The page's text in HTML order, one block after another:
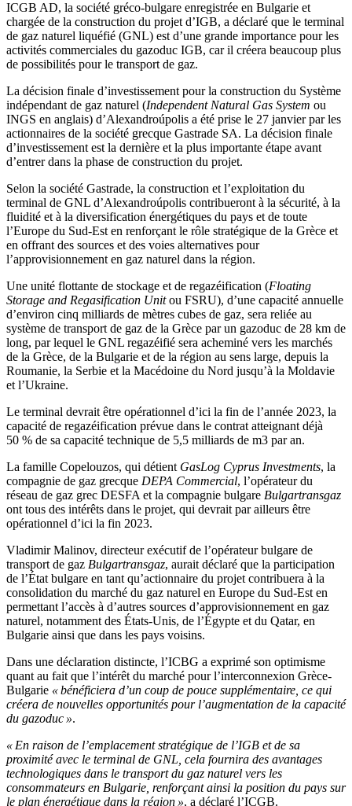
ICGB AD, la société gréco-bulgare enregistrée en Bulgarie et
chargée de la construction du projet d’IGB, a déclaré que le terminal
de gaz naturel liquéfié (GNL) est d’une grande importance pour les
activités commerciales du gazoduc IGB, car il créera beaucoup plus
de possibilités pour le transport de gaz.
La décision finale d’investissement pour la construction du Système
indépendant de gaz naturel (Independent Natural Gas System ou
INGS en anglais) d’Alexandroúpolis a été prise le 27 janvier par les
actionnaires de la société grecque Gastrade SA. La décision finale
d’investissement est la dernière et la plus importante étape avant
d’entrer dans la phase de construction du projet.
Selon la société Gastrade, la construction et l’exploitation du
terminal de GNL d’Alexandroúpolis contribueront à la sécurité, à la
fluidité et à la diversification énergétiques du pays et de toute
l’Europe du Sud-Est en renforçant le rôle stratégique de la Grèce et
en offrant des sources et des voies alternatives pour
l’approvisionnement en gaz naturel dans la région.
Une unité flottante de stockage et de regazéification (Floating
Storage and Regasification Unitou FSRU), d’une capacité annuelle
d’environ cinq milliards de mètres cubes de gaz, sera reliée au
système de transport de gaz de la Grèce par un gazoduc de 28 km de
long, par lequel le GNL regazéifié sera acheminé vers les marchés
de la Grèce, de la Bulgarie et de la région au sens large, depuis la
Roumanie, la Serbie et la Macédoine du Nord jusqu’à la Moldavie
et l’Ukraine.
Le terminal devrait être opérationnel d’ici la fin de l’année 2023, la
capacité de regazéification prévue dans le contrat atteignant déjà
50 % de sa capacité technique de 5,5 milliards de m3 par an.
La famille Copelouzos, qui détient GasLog Cyprus Investments, la
compagnie de gaz grecque DEPA Commercial, l’opérateur du
réseau de gaz grec DESFA et la compagnie bulgare Bulgartransgaz
ont tous des intérêts dans le projet, qui devrait par ailleurs être
opérationnel d’ici la fin 2023.
Vladimir Malinov, directeur exécutif de l’opérateur bulgare de
transport de gaz Bulgartransgaz, aurait déclaré que la participation
de l’État bulgare en tant qu’actionnaire du projet contribuera à la
consolidation du marché du gaz naturel en Europe du Sud-Est en
permettant l’accès à d’autres sources d’approvisionnement en gaz
naturel, notamment des États-Unis, de l’Égypte et du Qatar, en
Bulgarie ainsi que dans les pays voisins.
Dans une déclaration distincte, l’ICBG a exprimé son optimisme
quant au fait que l’intérêt du marché pour l’interconnexion Grèce-
Bulgarie « bénéficiera d’un coup de pouce supplémentaire, ce qui
créera de nouvelles opportunités pour l’augmentation de la capacité
du gazoduc ».
« En raison de l’emplacement stratégique de l’IGB et de sa
proximité avec le terminal de GNL, cela fournira des avantages
technologiques dans le transport du gaz naturel vers les
consommateurs en Bulgarie, renforçant ainsi la position du pays sur
le plan énergétique dans la région », a déclaré l’ICGB.